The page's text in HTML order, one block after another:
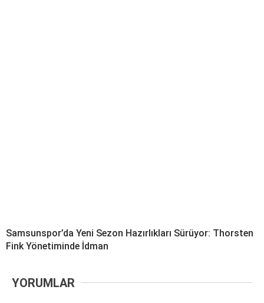
Samsunspor’da Yeni Sezon Hazırlıkları Sürüyor: Thorsten
Fink Yönetiminde İdman
YORUMLAR